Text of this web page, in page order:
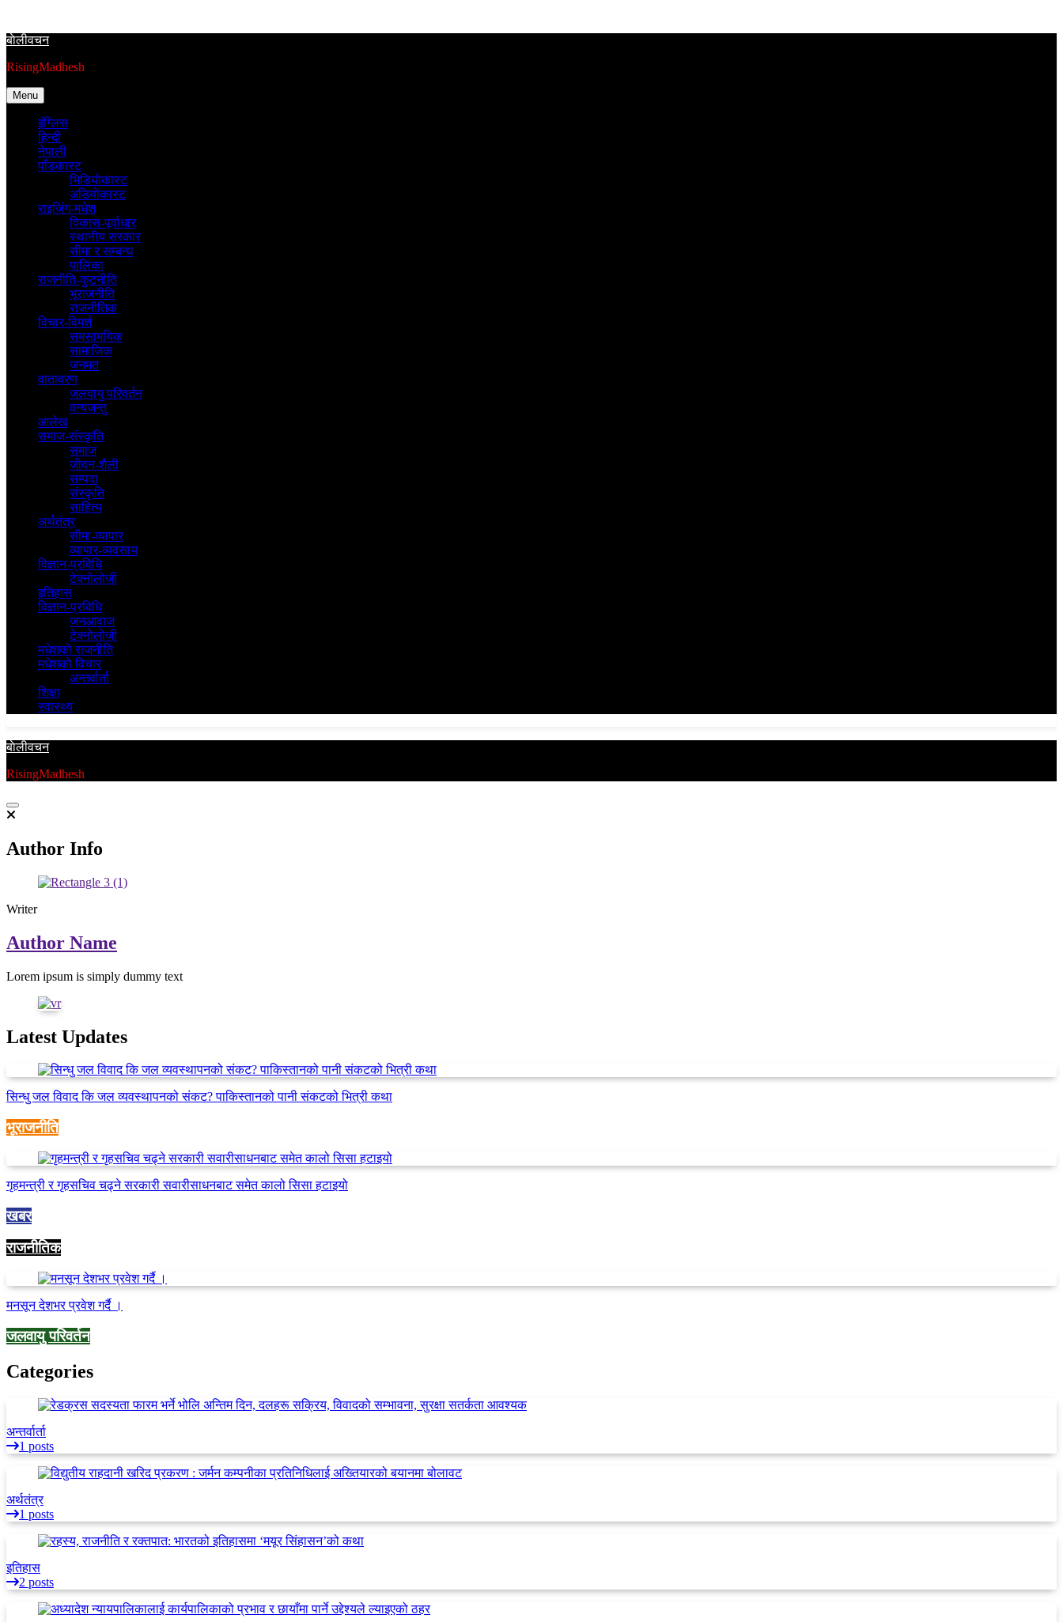
content
बाेलीवचन
RisingMadhesh
Menu
इंग्लिस
हिन्दी
नेपाली
पाँडकास्ट
भिडियाेकास्ट
अडियाेकास्ट
राइजिंग-मधेश
विकास-पूर्वाधार
स्थानीय सरकार
सीमा र सम्बन्ध
पालिका
राजनीति-कुटनीति
भूराजनीति
राजनीतिक
विचार-विमर्श
समसामयिक
सामाजिक
जनमत
वातावरण
जलवायु परिवर्तन
वन्यजन्तु
आलेख
समाज-संस्कृति
समाज
जीवन-शैली
सम्पदा
संस्कृति
साहित्य
अर्थतंत्र
सीमा-व्यापार
व्यापार-व्यवसाय
विज्ञान-प्रविधि
टेक्नोलोजी
इतिहास
विज्ञान-प्रविधि
जनआवाज
टेक्नोलोजी
मधेशकाे राजनीति
मधेशकाे विचार
अन्तर्वार्ता
शिक्षा
स्वास्थ्य
बाेलीवचन
RisingMadhesh
Author Info
Writer
Author Name
Lorem ipsum is simply dummy text
Latest Updates
सिन्धु जल विवाद कि जल व्यवस्थापनको संकट? पाकिस्तानको पानी संकटको भित्री कथा
भूराजनीति
गृहमन्त्री र गृहसचिव चढ्ने सरकारी सवारीसाधनबाट समेत कालो सिसा हटाइयो
खबर
राजनीतिक
मनसून देशभर प्रवेश गर्दै ।
जलवायु परिवर्तन
Categories
अन्तर्वार्ता
1 posts
अर्थतंत्र
1 posts
इतिहास
2 posts